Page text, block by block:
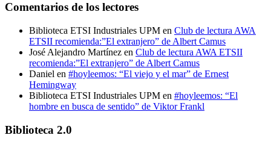
Comentarios de los lectores
Biblioteca ETSI Industriales UPM en Club de lectura AWA
ETSII recomienda:”El extranjero” de Albert Camus
José Alejandro Martínez en Club de lectura AWA ETSII
recomienda:”El extranjero” de Albert Camus
Daniel en #hoyleemos: “El viejo y el mar” de Ernest
Hemingway
Biblioteca ETSI Industriales UPM en #hoyleemos: “El
hombre en busca de sentido” de Viktor Frankl
Biblioteca 2.0